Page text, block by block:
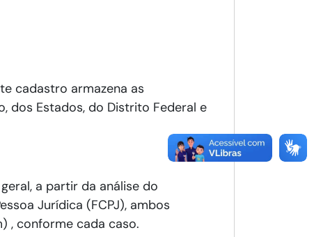
cadastro armazena as
dos Estados, do Distrito Federal e
a partir da análise do
Jurídica (FCPJ), ambos
, conforme cada caso.